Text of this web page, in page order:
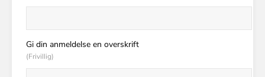
Gi din anmeldelse en overskrift
(Frivillig)